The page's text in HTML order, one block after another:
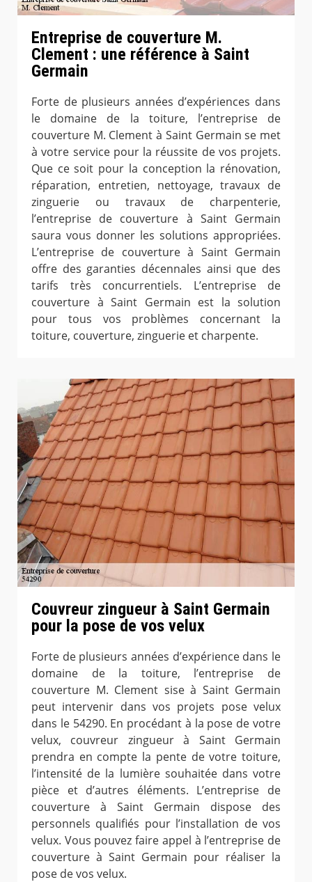
Entreprise de couverture M.
Clement : une référence à Saint
Germain
Forte de plusieurs années d’expériences dans
le domaine de la toiture, l’entreprise de
couverture M. Clement à Saint Germain se met
à votre service pour la réussite de vos projets.
Que ce soit pour la conception la rénovation,
réparation, entretien, nettoyage, travaux de
zinguerie ou travaux de charpenterie,
l’entreprise de couverture à Saint Germain
saura vous donner les solutions appropriées.
L’entreprise de couverture à Saint Germain
offre des garanties décennales ainsi que des
tarifs très concurrentiels. L’entreprise de
couverture à Saint Germain est la solution
pour tous vos problèmes concernant la
toiture, couverture, zinguerie et charpente.
Couvreur zingueur à Saint Germain
pour la pose de vos velux
Forte de plusieurs années d’expérience dans le
domaine de la toiture, l’entreprise de
couverture M. Clement sise à Saint Germain
peut intervenir dans vos projets pose velux
dans le 54290. En procédant à la pose de votre
velux, couvreur zingueur à Saint Germain
prendra en compte la pente de votre toiture,
l’intensité de la lumière souhaitée dans votre
pièce et d’autres éléments. L’entreprise de
couverture à Saint Germain dispose des
personnels qualifiés pour l’installation de vos
velux. Vous pouvez faire appel à l’entreprise de
couverture à Saint Germain pour réaliser la
pose de vos velux.